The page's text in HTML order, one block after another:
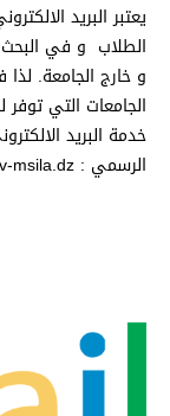
يعتبر البريد
الطلاب و في البحث
و خارج الجامعة.
الجامعات التي توفر
خدمة البريد
الرسمي : univ-msila.dz